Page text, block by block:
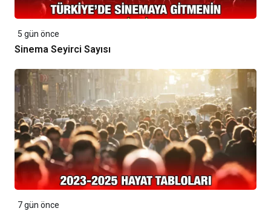
5 gün önce
Sinema Seyirci Sayısı
7 gün önce